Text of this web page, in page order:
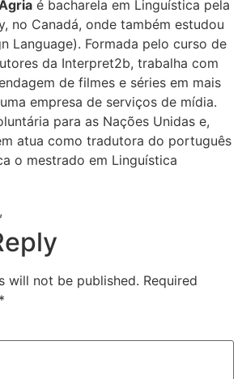
é bacharela em Linguística pela
no Canadá, onde também estudou
Language). Formada pelo curso de
da Interpret2b, trabalha com
de filmes e séries em mais
empresa de serviços de mídia.
para as Nações Unidas e,
atua como tradutora do português
o mestrado em Linguística
,
will not be published. Required
*